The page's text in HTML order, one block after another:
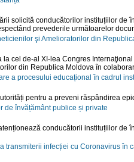
solicită conducătorilor instituțiilor
prevederile următoarelor
şi Amelioratorilor din
cel de-al XI-lea Congres
din Republica Moldova în
a procesului educațional în cadrul
pentru a preveni răspândirea
de învățământ publice și private
conducătorii instituțiilor
transmiterii infecției cu Coronavirus în